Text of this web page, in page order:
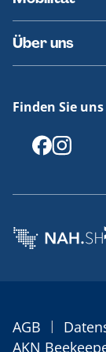
Fundsachen
Häufige Fragen
Barrierefreies
Erklärung
Über uns
Offenlegungen
Finden Sie
AGB |
AKN